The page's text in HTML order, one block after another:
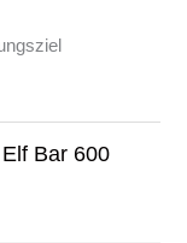
Elf Bar 600